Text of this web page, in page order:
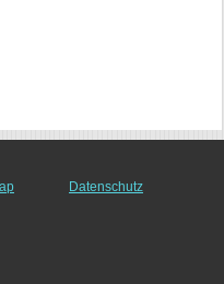
Datenschutz